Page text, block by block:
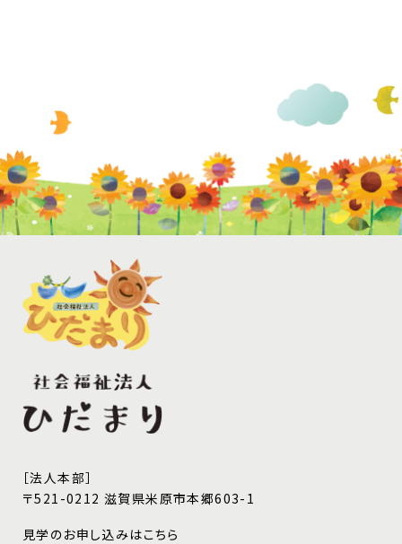
［法人本部］
〒521-0212 滋賀県米原市本郷603-1
見学のお申し込みはこちら